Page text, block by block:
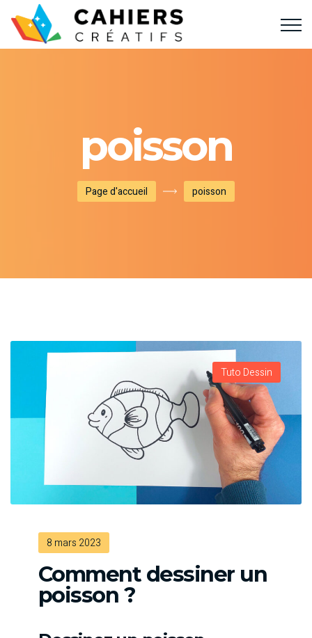
poisson
Page d'accueil poisson
Tuto Dessin
8 mars 2023
Comment dessiner un
poisson ?